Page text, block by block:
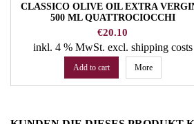
CLASSICO OLIVE OIL EXTRA
500 ML QUATTROCIOCCHI
Price
€20.10
inkl. 4 % MwSt. excl. shipping costs
Add to cart More